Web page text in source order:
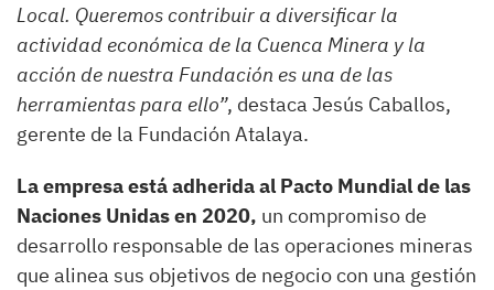
Local. Queremos contribuir a diversificar la
actividad económica de la Cuenca Minera y la
acción de nuestra Fundación es una de las
herramientas para ello”, destaca Jesús Caballos,
gerente de la Fundación Atalaya.
La empresa está adherida al Pacto Mundial de las
Naciones Unidas en 2020, un compromiso de
desarrollo responsable de las operaciones mineras
que alinea sus objetivos de negocio con una gestión